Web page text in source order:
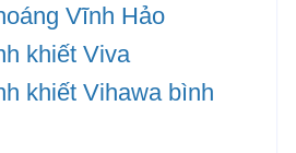
Vĩnh Hảo
khiết Viva
khiết Vihawa bình